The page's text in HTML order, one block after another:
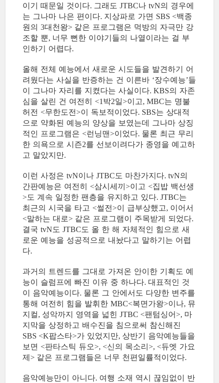
이기 때문일 것이다. 그래도 JTBC나 tvN의 경우에
는 그나마 나은 편이다. 지상파로 가면 SBS <백종
원의 3대천왕> 같은 프로그램은 먹방의 자극만 강
조할 뿐, 너무 뻔한 이야기들의 나열이라는 걸 부
인하기 어렵다.
올해 전체 예능에서 새로운 시도들을 발견하기 어
려웠다는 사실을 반증하는 건 이른바 ‘장수예능’들
이 그나마 자리를 지켰다는 사실이다. KBS의 자존
심을 살린 건 여전히 <1 박2일>이고, MBC는 명불
허전 <무한도전>이 독보적이었다. SBS는 상대적
으로 약화된 예능의 양상을 보였는데 그나마 상징
적인 프로그램은 <런닝맨>이었다. 물론 최근 무리
한 의욕으로 시즌2를 선보이려다가 종영을 예고하
고 말았지만.
이런 사정은 tvN이나 JTBC도 마찬가지다. tvN의
간판예능은 여전히 <삼시세끼>이고 <집밥 백선생
>도 계속 일정한 팬층을 유지하고 있다. JTBC는
최근의 시국을 타고 <썰전>이 급부상했고, 이어서
<말하는 대로> 같은 프로그램이 주목받게 되었다.
결국 tvN도 JTBC도 올 한 해 자체적인 힘으로 새
로운 예능을 성공적으로 내놨다고 말하기는 어렵
다.
과거의 트렌드를 그대로 가져온 안이한 기획도 예
능이 슬럼프에 빠진 이유 중 하나다. 대표적인 것
이 음악예능이다. 물론 그 안에서도 다양한 변주를
통해 여전히 힘을 발휘한 MBC<복면가왕>이나, 뮤
지컬, 성악까지 영역을 넓힌 JTBC <팬텀싱어>, 마
지막을 상정하고 배수진을 침으로써 참신해진
SBS <K팝스타>가 있었지만, 상반기 음악예능들을
보면 <판타스틱 듀오>, <신의 목소리>, <듀엣 가요
제> 같은 프로그램들은 너무 천편일률적이었다.
음악예능만이 아니다. 여행 소재 역시 끊임없이 반